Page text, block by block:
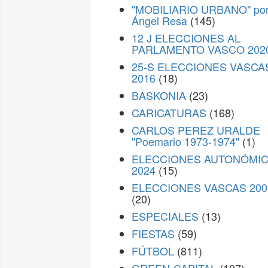
"MOBILIARIO URBANO"
Ángel Resa (145)
12 J ELECCIONES AL
PARLAMENTO VASCO
25-S ELECCIONES
2016 (18)
BASKONIA (23)
CARICATURAS (168)
CARLOS PEREZ URALDE
"Poemario 1973-1974" (1)
ELECCIONES
2024 (15)
ELECCIONES VASCAS
(20)
ESPECIALES (13)
FIESTAS (59)
FÚTBOL (811)